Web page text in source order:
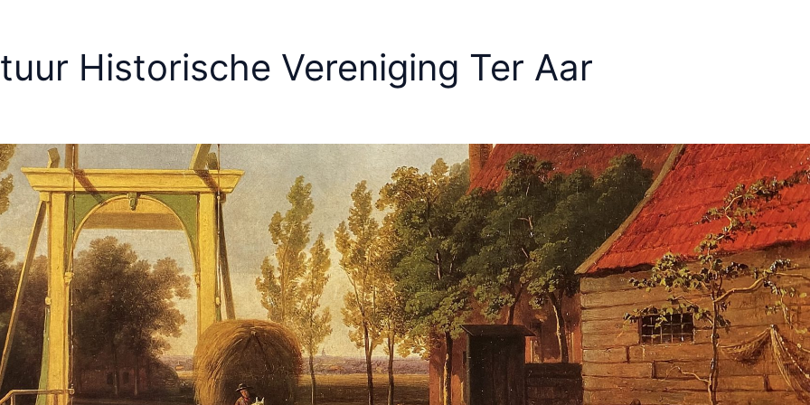
Historische Vereniging Ter Aar